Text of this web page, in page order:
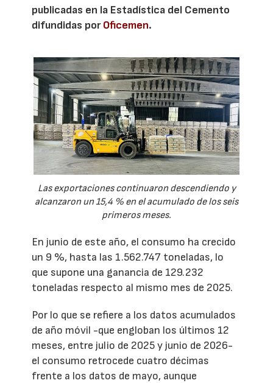
publicadas en la Estadística del Cemento
difundidas porOficemen.
Las exportaciones continuaron descendiendo y
alcanzaron un 15,4 % en el acumulado de los seis
primeros meses.
En junio de este año, el consumo ha crecido
un 9 %, hasta las 1.562.747 toneladas, lo
que supone una ganancia de 129.232
toneladas respecto al mismo mes de 2025.
Por lo que se refiere a los datos acumulados
de año móvil -que engloban los últimos 12
meses, entre julio de 2025 y junio de 2026-
el consumo retrocede cuatro décimas
frente a los datos de mayo, aunque